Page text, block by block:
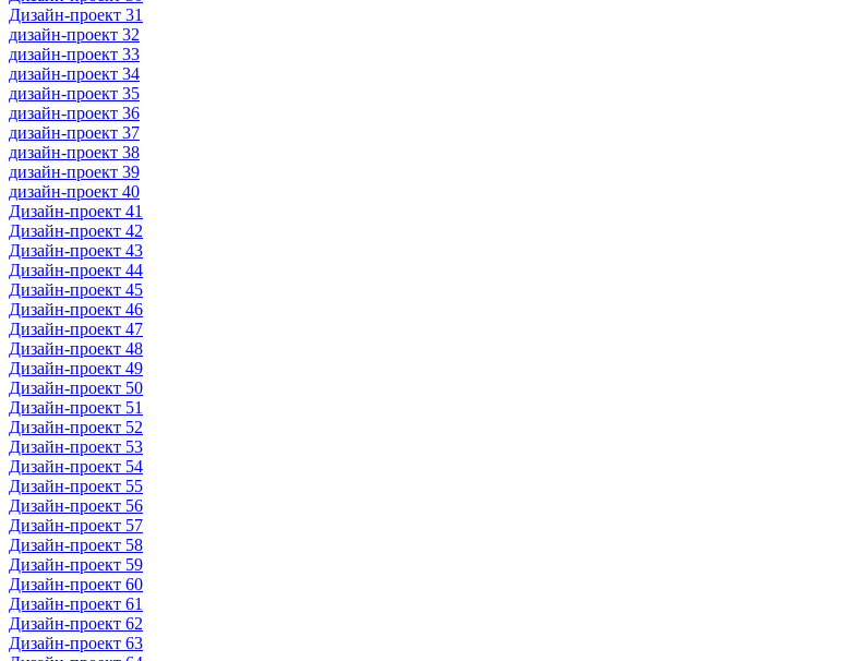
Дизайн-проект 31
дизайн-проект 32
дизайн-проект 33
дизайн-проект 34
дизайн-проект 35
дизайн-проект 36
дизайн-проект 37
дизайн-проект 38
дизайн-проект 39
дизайн-проект 40
Дизайн-проект 41
Дизайн-проект 42
Дизайн-проект 43
Дизайн-проект 44
Дизайн-проект 45
Дизайн-проект 46
Дизайн-проект 47
Дизайн-проект 48
Дизайн-проект 49
Дизайн-проект 50
Дизайн-проект 51
Дизайн-проект 52
Дизайн-проект 53
Дизайн-проект 54
Дизайн-проект 55
Дизайн-проект 56
Дизайн-проект 57
Дизайн-проект 58
Дизайн-проект 59
Дизайн-проект 60
Дизайн-проект 61
Дизайн-проект 62
Дизайн-проект 63